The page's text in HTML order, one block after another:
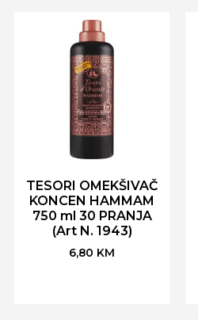
TESORI OMEKŠIVAČ
KONCEN HAMMAM
750 ml 30 PRANJA
(Art N. 1943)
6,80 KM